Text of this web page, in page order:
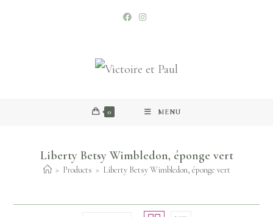
0 MENU
Liberty Betsy Wimbledon, éponge vert
> Products > Liberty Betsy Wimbledon, éponge vert